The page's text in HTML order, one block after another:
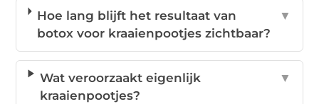
Hoe lang blijft het resultaat van
botox voor kraaienpootjes zichtbaar?
▼
Wat veroorzaakt eigenlijk
kraaienpootjes?
▼